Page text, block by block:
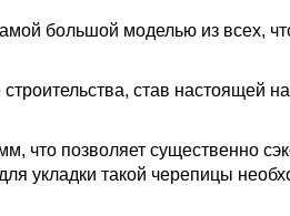
большой моделью из всех,
став настоящей
что позволяет существенно
укладки такой черепицы